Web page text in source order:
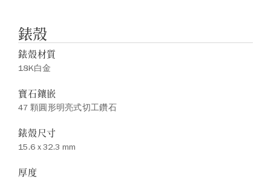
錶殼
錶殼材質
18K白金
寶石鑲嵌
47 顆圓形明亮式切工鑽石
錶殼尺寸
15.6 x 32.3 mm
厚度